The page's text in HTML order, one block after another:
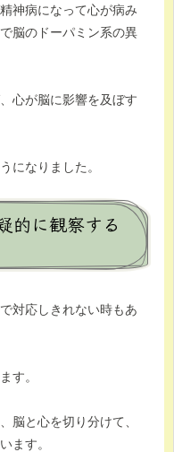
神病になって心が病み
脳のドーパミン系の異
心が脳に影響を及ぼす
になりました。
的に観察する
対応しきれない時もあ
す。
脳と心を切り分けて、
ます。